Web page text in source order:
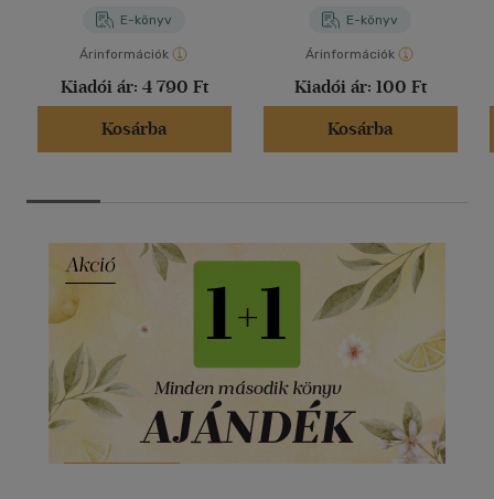
E-könyv
Árinformációk
Kiadói ár: 4 790 Ft
Kosárba
E-könyv
Árinformációk
Kiadói ár: 100 Ft
Kosárba